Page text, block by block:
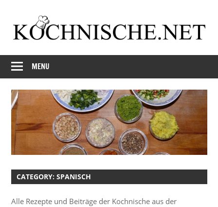
content
Kochnische.net
another
Foodblog
MENU
CATEGORY: SPANISCH
Alle Rezepte und Beiträge der Kochnische aus der